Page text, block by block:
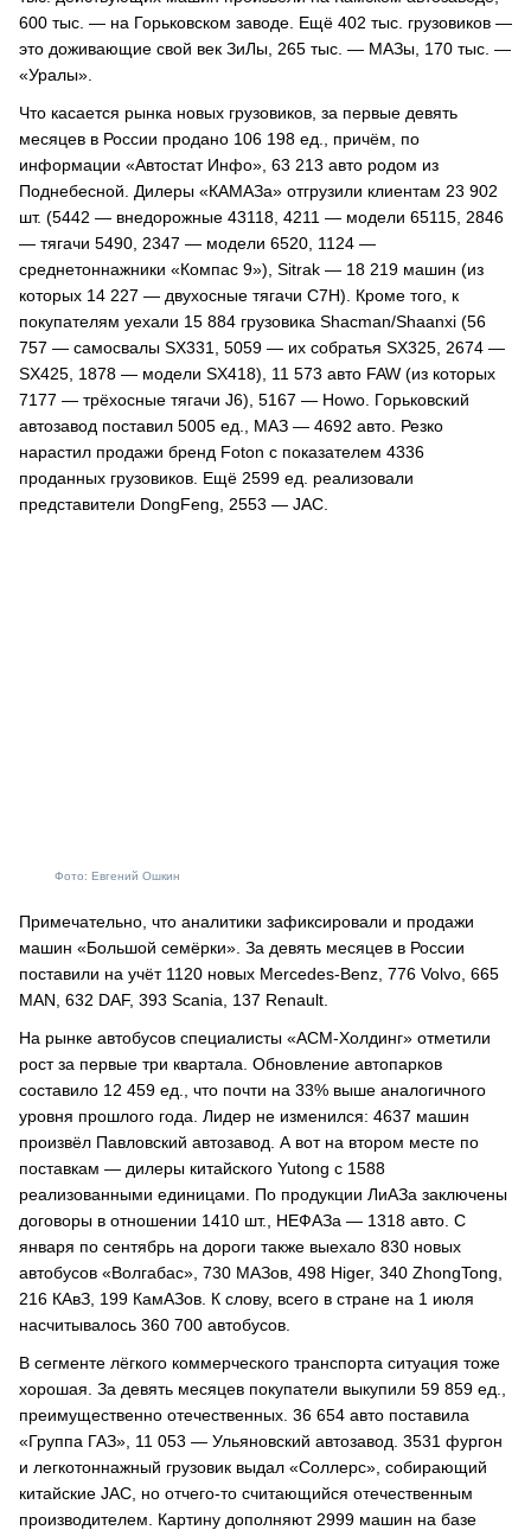
600 тыс. — на Горьковском заводе. Ещё 402 тыс. грузовиков —
это доживающие свой век ЗиЛы, 265 тыс. — МАЗы, 170 тыс. —
«Уралы».
Что касается рынка новых грузовиков, за первые девять
месяцев в России продано 106 198 ед., причём, по
информации «Автостат Инфо», 63 213 авто родом из
Поднебесной. Дилеры «КАМАЗа» отгрузили клиентам 23 902
шт. (5442 — внедорожные 43118, 4211 — модели 65115, 2846
— тягачи 5490, 2347 — модели 6520, 1124 —
среднетоннажники «Компас 9»), Sitrak — 18 219 машин (из
которых 14 227 — двухосные тягачи C7H). Кроме того, к
покупателям уехали 15 884 грузовика Shacman/Shaanxi (56
757 — самосвалы SX331, 5059 — их собратья SX325, 2674 —
SX425, 1878 — модели SX418), 11 573 авто FAW (из которых
7177 — трёхосные тягачи J6), 5167 — Howo. Горьковский
автозавод поставил 5005 ед., МАЗ — 4692 авто. Резко
нарастил продажи бренд Foton с показателем 4336
проданных грузовиков. Ещё 2599 ед. реализовали
представители DongFeng, 2553 — JAC.
Фото: Евгений Ошкин
Примечательно, что аналитики зафиксировали и продажи
машин «Большой семёрки». За девять месяцев в России
поставили на учёт 1120 новых Mercedes-Benz, 776 Volvo, 665
MAN, 632 DAF, 393 Scania, 137 Renault.
На рынке автобусов специалисты «АСМ-Холдинг» отметили
рост за первые три квартала. Обновление автопарков
составило 12 459 ед., что почти на 33% выше аналогичного
уровня прошлого года. Лидер не изменился: 4637 машин
произвёл Павловский автозавод. А вот на втором месте по
поставкам — дилеры китайского Yutong c 1588
реализованными единицами. По продукции ЛиАЗа заключены
договоры в отношении 1410 шт., НЕФАЗа — 1318 авто. С
января по сентябрь на дороги также выехало 830 новых
автобусов «Волгабас», 730 МАЗов, 498 Higer, 340 ZhongTong,
216 КАвЗ, 199 КамАЗов. К слову, всего в стране на 1 июля
насчитывалось 360 700 автобусов.
В сегменте лёгкого коммерческого транспорта ситуация тоже
хорошая. За девять месяцев покупатели выкупили 59 859 ед.,
преимущественно отечественных. 36 654 авто поставила
«Группа ГАЗ», 11 053 — Ульяновский автозавод. 3531 фургон
и легкотоннажный грузовик выдал «Соллерс», собирающий
китайские JAC, но отчего-то считающийся отечественным
производителем. Картину дополняют 2999 машин на базе